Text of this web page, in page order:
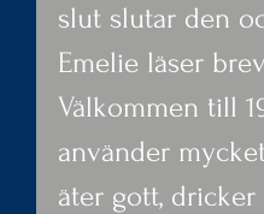
slut slutar den
Emelie läser
Välkommen till
använder
äter gott,